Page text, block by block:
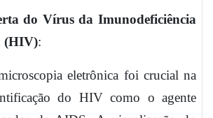
do Vírus da Imunodeficiência
(HIV):
eletrônica foi crucial na
do HIV como o agente